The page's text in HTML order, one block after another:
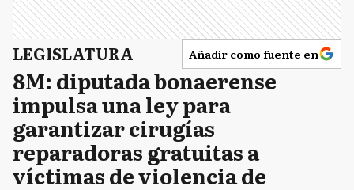
LEGISLATURA Añadir como fuente en
8M: diputada bonaerense
impulsa una ley para
garantizar cirugías
reparadoras gratuitas a
víctimas de violencia de